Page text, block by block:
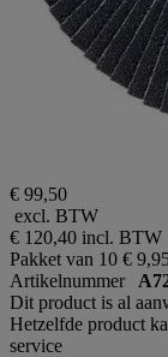
€ 99,50
excl. BTW
€ 120,40 incl. BTW
Pakket van 10 €
Artikelnummer
Dit product is al
Hetzelfde product
service